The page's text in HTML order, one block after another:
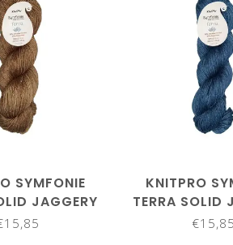
SYMFONIE
JAGGERY
KNITPRO
TERRA SOLID
BLUE€15,85